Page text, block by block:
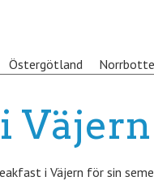
Östergötland
Väjern
i Väjern för sin